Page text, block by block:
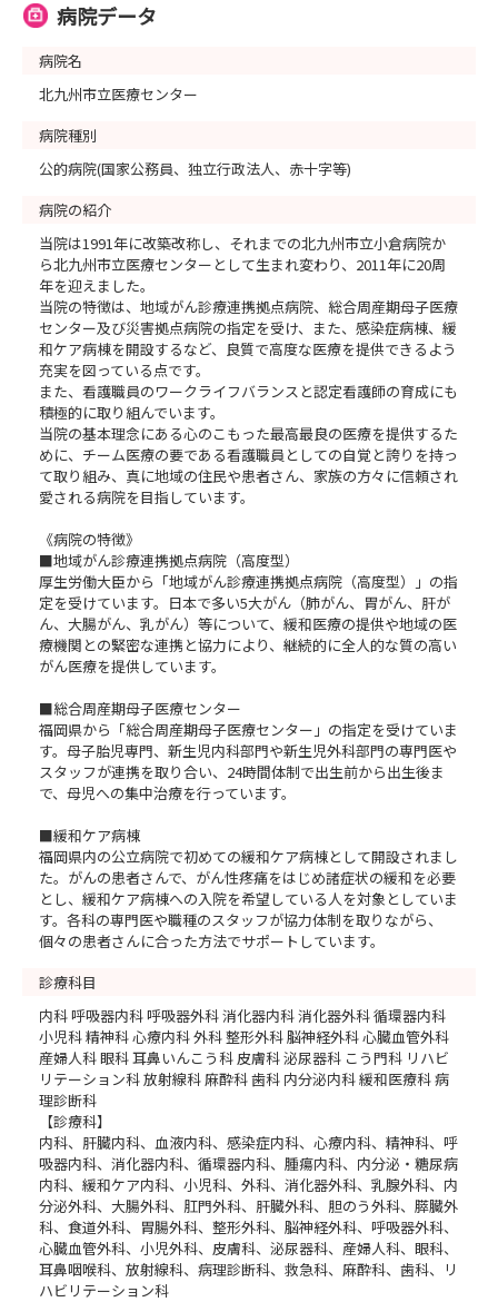
病院データ
病院名
北九州市立医療センター
病院種別
公的病院(国家公務員、独立行政法人、赤十字等)
病院の紹介
当院は1991年に改築改称し、それまでの北九州市立小倉病院か
ら北九州市立医療センターとして生まれ変わり、2011年に20周
年を迎えました。
当院の特徴は、地域がん診療連携拠点病院、総合周産期母子医療
センター及び災害拠点病院の指定を受け、また、感染症病棟、緩
和ケア病棟を開設するなど、良質で高度な医療を提供できるよう
充実を図っている点です。
また、看護職員のワークライフバランスと認定看護師の育成にも
積極的に取り組んでいます。
当院の基本理念にある心のこもった最高最良の医療を提供するた
めに、チーム医療の要である看護職員としての自覚と誇りを持っ
て取り組み、真に地域の住民や患者さん、家族の方々に信頼され
愛される病院を目指しています。
《病院の特徴》
■地域がん診療連携拠点病院（高度型）
厚生労働大臣から「地域がん診療連携拠点病院（高度型）」の指
定を受けています。日本で多い5大がん（肺がん、胃がん、肝が
ん、大腸がん、乳がん）等について、緩和医療の提供や地域の医
療機関との緊密な連携と協力により、継続的に全人的な質の高い
がん医療を提供しています。
■総合周産期母子医療センター
福岡県から「総合周産期母子医療センター」の指定を受けていま
す。母子胎児専門、新生児内科部門や新生児外科部門の専門医や
スタッフが連携を取り合い、24時間体制で出生前から出生後ま
で、母児への集中治療を行っています。
■緩和ケア病棟
福岡県内の公立病院で初めての緩和ケア病棟として開設されまし
た。がんの患者さんで、がん性疼痛をはじめ諸症状の緩和を必要
とし、緩和ケア病棟への入院を希望している人を対象としていま
す。各科の専門医や職種のスタッフが協力体制を取りながら、
個々の患者さんに合った方法でサポートしています。
診療科目
内科 呼吸器内科 呼吸器外科 消化器内科 消化器外科 循環器内科
小児科 精神科 心療内科 外科 整形外科 脳神経外科 心臓血管外科
産婦人科 眼科 耳鼻いんこう科 皮膚科 泌尿器科 こう門科 リハビ
リテーション科 放射線科 麻酔科 歯科 内分泌内科 緩和医療科 病
理診断科
【診療科】
内科、肝臓内科、血液内科、感染症内科、心療内科、精神科、呼
吸器内科、消化器内科、循環器内科、腫瘍内科、内分泌・糖尿病
内科、緩和ケア内科、小児科、外科、消化器外科、乳腺外科、内
分泌外科、大腸外科、肛門外科、肝臓外科、胆のう外科、膵臓外
科、食道外科、胃腸外科、整形外科、脳神経外科、呼吸器外科、
心臓血管外科、小児外科、皮膚科、泌尿器科、産婦人科、眼科、
耳鼻咽喉科、放射線科、病理診断科、救急科、麻酔科、歯科、リ
ハビリテーション科